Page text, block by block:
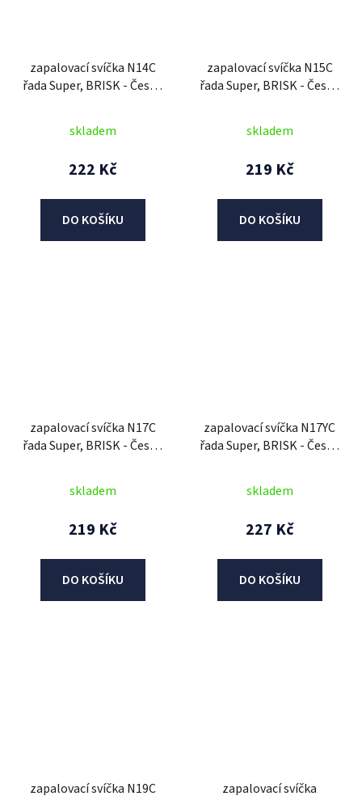
zapalovací svíčka N14C
řada Super, BRISK - Česká
skladem
222 Kč
DO KOŠÍKU
zapalovací svíčka N15C
řada Super, BRISK - Česká
skladem
219 Kč
DO KOŠÍKU
zapalovací svíčka N17C
řada Super, BRISK - Česká
skladem
219 Kč
DO KOŠÍKU
zapalovací svíčka N17YC
řada Super, BRISK - Česká
skladem
227 Kč
DO KOŠÍKU
zapalovací svíčka N19C
zapalovací svíčka